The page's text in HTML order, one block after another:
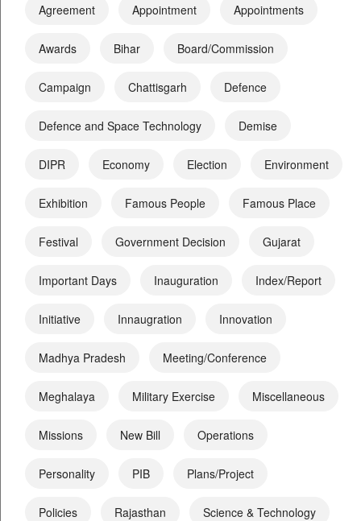
Agreement Appointment Appointments
Awards Bihar Board/Commission
Campaign Chattisgarh Defence
Defence and Space Technology Demise
DIPR Economy Election Environment
Exhibition Famous People Famous Place
Festival Government Decision Gujarat
Important Days Inauguration Index/Report
Initiative Innaugration Innovation
Madhya Pradesh Meeting/Conference
Meghalaya Military Exercise Miscellaneous
Missions New Bill Operations
Personality PIB Plans/Project
Policies Rajasthan Science & Technology